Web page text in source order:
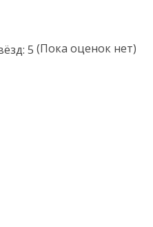
(Пока оценок нет)